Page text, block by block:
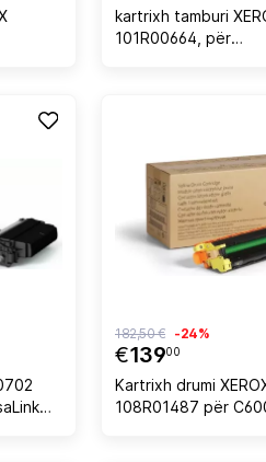
kartrixh tamburi
101R00664, për
€13900
182,50 € -24%
Kartrixh drumi
108R01487 për